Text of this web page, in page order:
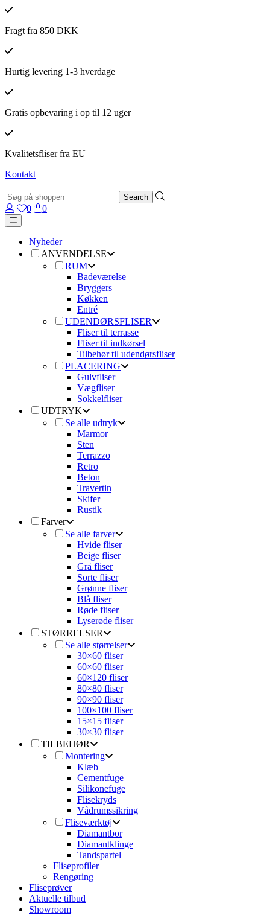
Fragt fra 850 DKK
Hurtig levering 1-3 hverdage
Gratis opbevaring i op til 12 uger
Kvalitetsfliser fra EU
Kontakt
0 0
Nyheder
ANVENDELSE
RUM
Badeværelse
Bryggers
Køkken
Entré
UDENDØRSFLISER
Fliser til terrasse
Fliser til indkørsel
Tilbehør til udendørsfliser
PLACERING
Gulvfliser
Vægfliser
Sokkelfliser
UDTRYK
Se alle udtryk
Marmor
Sten
Terrazzo
Retro
Beton
Travertin
Skifer
Rustik
Farver
Se alle farver
Hvide fliser
Beige fliser
Grå fliser
Sorte fliser
Grønne fliser
Blå fliser
Røde fliser
Lyserøde fliser
STØRRELSER
Se alle størrelser
30×60 fliser
60×60 fliser
60×120 fliser
80×80 fliser
90×90 fliser
100×100 fliser
15×15 fliser
30×30 fliser
TILBEHØR
Montering
Klæb
Cementfuge
Silikonefuge
Flisekryds
Vådrumssikring
Fliseværktøj
Diamantbor
Diamantklinge
Tandspartel
Fliseprofiler
Rengøring
Fliseprøver
Aktuelle tilbud
Showroom